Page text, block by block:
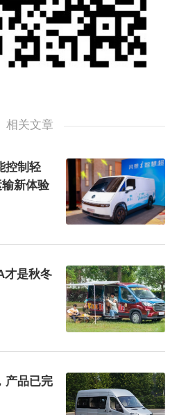
欧洲版更是欧洲第一个通
现了福特品牌对用户安全的
新世代全顺Pro更是把安全
用车级别的预紧限力式安全
双安全气囊性能，用每一
相关文章
控制轻
新体验
才是秋冬
产品已完